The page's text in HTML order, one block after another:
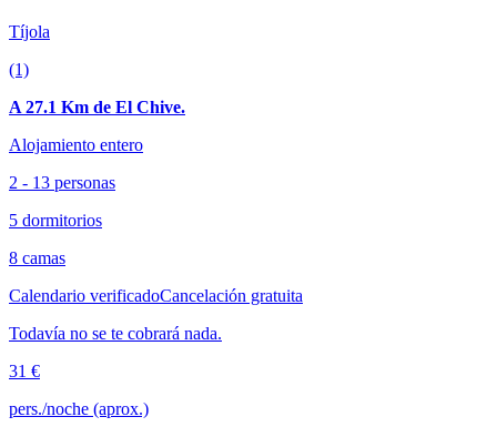
Tíjola
(1)
A 27.1 Km de El Chive.
Alojamiento entero
2 - 13 personas
5 dormitorios
8 camas
Calendario verificadoCancelación gratuita
Todavía no se te cobrará nada.
31 €
pers./noche (aprox.)